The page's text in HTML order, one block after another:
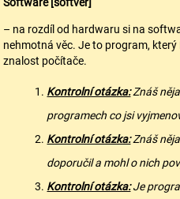
– na rozdíl od hardwaru si na
nehmotná věc. Je to program,
znalost počítače.
Kontrolní otázka:Znáš
programech co jsi
Kontrolní otázka:Znáš
doporučil a mohl o nich
Kontrolní otázka:Je